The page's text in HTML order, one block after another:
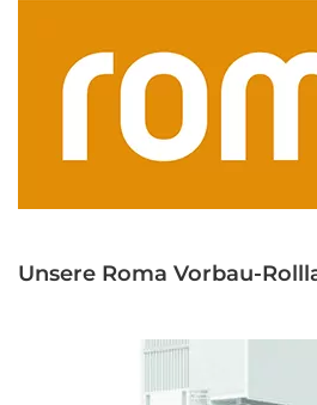
Unsere Roma Vorbau-